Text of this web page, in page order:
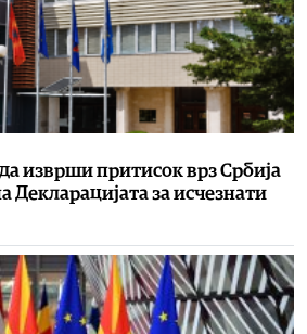
изврши притисок врз Србија
Декларацијата за исчезнати